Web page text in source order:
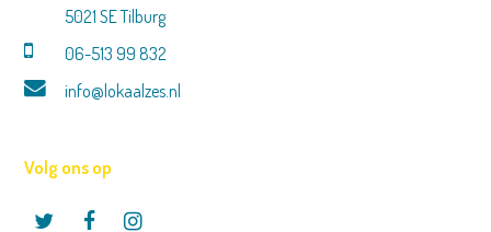
5021 SE Tilburg
06-513 99 832
info@lokaalzes.nl
Volg ons op
TwitterFacebookInstagram